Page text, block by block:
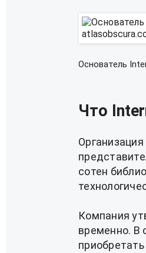
Основатель
Что
сотен
Компания
временно. В